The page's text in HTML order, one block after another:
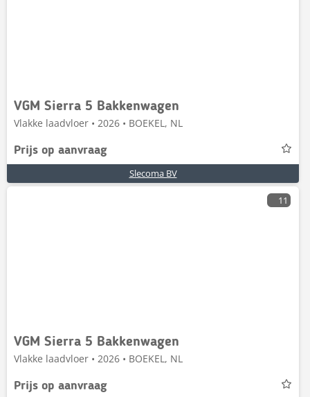
VGM Sierra 5 Bakkenwagen
Vlakke laadvloer • 2026 • BOEKEL, NL
Prijs op aanvraag
Slecoma BV
11
VGM Sierra 5 Bakkenwagen
Vlakke laadvloer • 2026 • BOEKEL, NL
Prijs op aanvraag